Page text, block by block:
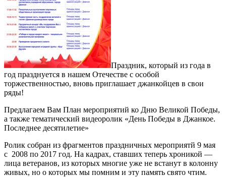
Праздник, который из года в
год празднуется в нашем Отечестве с особой
торжественностью, вновь приглашает джанкойцев в свои
ряды!
Предлагаем Вам План мероприятий ко Дню Великой Победы,
а также тематический видеоролик «День Победы в Джанкое.
Последнее десятилетие»
Ролик собран из фрагментов праздничных мероприятй 9 мая
с 2008 по 2017 год. На кадрах, ставших теперь хроникой —
лица ветеранов, из которых многие уже не встанут в колонну
живых, но о которых мы помним и эту память свято чтим.